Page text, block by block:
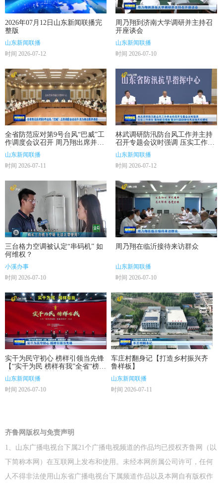
2026年07月12日山东新闻联播完
整版
山东新闻联播
时间 2026-07-12
周乃翔到济南大学调研并主持召
开座谈会
山东新闻联播
时间 2026-07-10
全省防范应对第9号台风“巴威”工
作调度会议召开 周乃翔出席并讲
话
山东新闻联播
时间 2026-07-11
林武调研防汛防台风工作并主持
召开专题会议时强调 压实工作责
任 落细防范措施 坚决打赢防御台
风这场大仗硬仗
山东新闻联播
时间 2026-07-12
三台格力空调被认定“串码机” 如
何维权？
小溪办事
时间 2026-07-10
周乃翔在临沂接待来访群众
山东新闻联播
时间 2026-07-10
实干为民守初心 榜样引领当先锋
【“实干为民 榜样有我”全省“榜样
讲党课·党课讲榜样”活动】
山东新闻联播
时间 2026-07-10
车庄村翻身记【打造乡村振兴齐
鲁样板】
山东新闻联播
时间 2026-07-11
齐鲁网版权与免责声明
1、山东广播电视台下属21个广播电视频道的作品均已授权齐鲁网（以
下简称本网）在互联网上发布和使用。未经本网所属公司许可，任何
人不得非法使用山东省广播电视台下属频道作品以及本网自有版权作